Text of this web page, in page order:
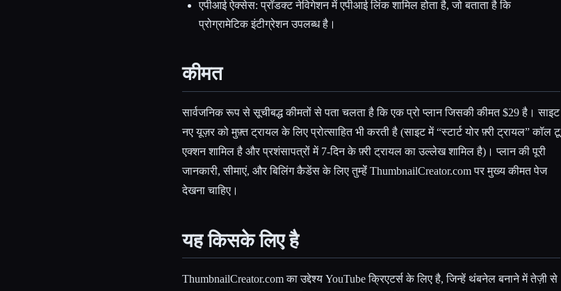
एपीआई ऐक्सेस: प्रॉडक्ट नेविगेशन में एपीआई लिंक शामिल होता है, जो बताता है कि
प्रोग्रामेटिक इंटीग्रेशन उपलब्ध है।
कीमत
सार्वजनिक रूप से सूचीबद्ध कीमतों से पता चलता है कि एक प्रो प्लान जिसकी कीमत $29 है। साइट
नए यूज़र को मुफ़्त ट्रायल के लिए प्रोत्साहित भी करती है (साइट में “स्टार्ट योर फ़्री ट्रायल” कॉल टू
एक्शन शामिल है और प्रशंसापत्रों में 7-दिन के फ़्री ट्रायल का उल्लेख शामिल है)। प्लान की पूरी
जानकारी, सीमाएं, और बिलिंग कैडेंस के लिए तुम्हेंं ThumbnailCreator.com पर मुख्य कीमत पेज
देखना चाहिए।
यह किसके लिए है
ThumbnailCreator.com का उद्देश्य YouTube क्रिएटर्स के लिए है, जिन्हें थंबनेल बनाने में तेज़ी से